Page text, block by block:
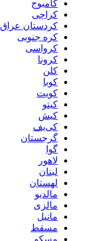
کامبوج
کراچی
کردستان عراق
کره جنوبی
کرواسی
کرونا
کلن
کوبا
کویت
کیتو
کیش
کی‌یف
گرجستان
گوا
لاهور
لبنان
لهستان
مالدیو
مالزی
مانیل
مسقط
مسکو